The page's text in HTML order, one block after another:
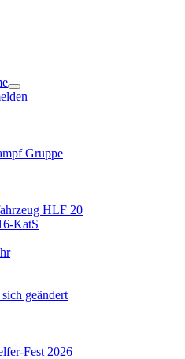
Gruppe
HLF 20
KatS
geändert
Fest 2026